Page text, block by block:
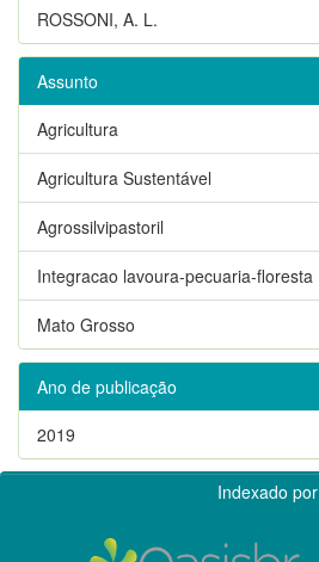
ROSSONI, A. L.
Assunto
Agricultura
Agricultura Sustentável
Agrossilvipastoril
Integracao lavoura-pecuaria-floresta
Mato Grosso
Ano de publicação
2019
Indexado por